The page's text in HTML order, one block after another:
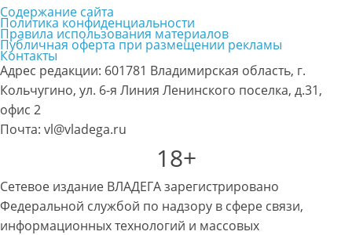
Содержание сайта
Политика конфиденциальности
Правила использования материалов
Публичная оферта при размещении рекламы
Контакты
Адрес редакции: 601781 Владимирская область, г.
Кольчугино, ул. 6-я Линия Ленинского поселка, д.31,
офис 2
Почта: vl@vladega.ru
18+
Сетевое издание ВЛАДЕГА зарегистрировано
Федеральной службой по надзору в сфере связи,
информационных технологий и массовых